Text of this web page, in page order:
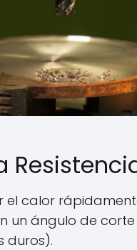
calor
un ángulo de
duros).